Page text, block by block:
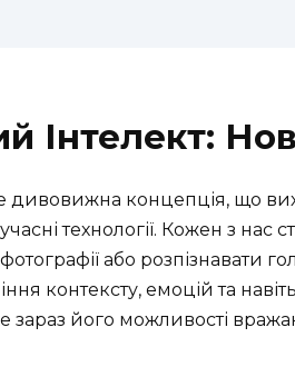
Інтелект:
дивовижна концепція, що
технології. Кожен з нас
або розпізнавати
контексту, емоцій та
його можливості